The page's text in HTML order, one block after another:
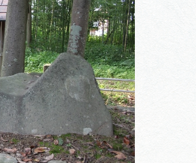
岐阜県」
岐阜県まるごと観光エリアガ
イド
フォトライブラリー